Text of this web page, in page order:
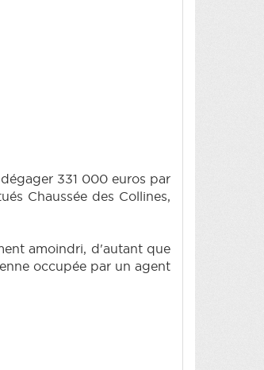
331 000 euros par
Chaussée des Collines,
amoindri, d'autant que
occupée par un agent